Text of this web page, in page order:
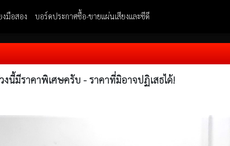
งมือสอง บอร์ดประกาศซื้อ-ขายแผ่นเสียงและซีดี
งนี้มีราคาพิเศษครับ - ราคาที่มิอาจปฏิเสธได้!